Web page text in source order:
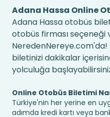
Adana Hassa Online
Adana Hassa otobüs
otobüs firması seçeneği
NeredenNereye.com'da!
biletinizi dakikalar
yolculuğa
Online Otobüs Biletimi
Türkiye'nin her yerine en
adımda kredi kartı veya